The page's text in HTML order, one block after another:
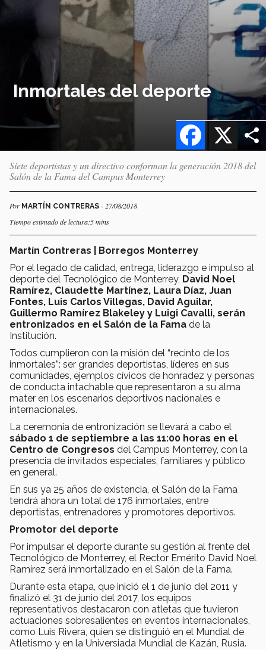
Inmortales del deporte
X
Facebook
Siete deportistas y un directivo conforman la generación 2018 del
Salón de la Fama del Campus Monterrey
Por MARTÍN CONTRERAS - 27/08/2018
Tiempo estimado de lectura:5 mins
Martín Contreras | Borregos Monterrey
Por el legado de calidad, entrega, liderazgo e impulso al
deporte del Tecnológico de Monterrey, David Noel
Ramírez, Claudette Martínez, Laura Díaz, Juan
Fontes, Luis Carlos Villegas, David Aguilar,
Guillermo Ramírez Blakeley y Luigi Cavalli, serán
entronizados en el Salón de la Fama de la
Institución.
Todos cumplieron con la misión del “recinto de los
inmortales”: ser grandes deportistas, líderes en sus
comunidades, ejemplos cívicos de honradez y personas
de conducta intachable que representaron a su alma
mater en los escenarios deportivos nacionales e
internacionales.
La ceremonia de entronización se llevará a cabo el
sábado 1 de septiembre a las 11:00 horas en el
Centro de Congresos del Campus Monterrey, con la
presencia de invitados especiales, familiares y público
en general.
En sus ya 25 años de existencia, el Salón de la Fama
tendrá ahora un total de 176 inmortales, entre
deportistas, entrenadores y promotores deportivos.
Promotor del deporte
Por impulsar el deporte durante su gestión al frente del
Tecnológico de Monterrey, el Rector Emérito David Noel
Ramírez será inmortalizado en el Salón de la Fama.
Durante esta etapa, que inició el 1 de junio del 2011 y
finalizó el 31 de junio del 2017, los equipos
representativos destacaron con atletas que tuvieron
actuaciones sobresalientes en eventos internacionales,
como Luis Rivera, quien se distinguió en el Mundial de
Atletismo y en la Universiada Mundial de Kazán, Rusia.